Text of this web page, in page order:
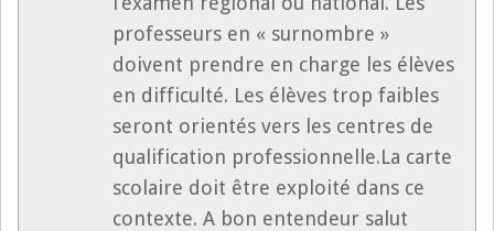
professeurs en « surnombre »
doivent prendre en charge les élèves
en difficulté. Les élèves trop faibles
seront orientés vers les centres de
qualification professionnelle.La carte
scolaire doit être exploité dans ce
contexte. A bon entendeur salut